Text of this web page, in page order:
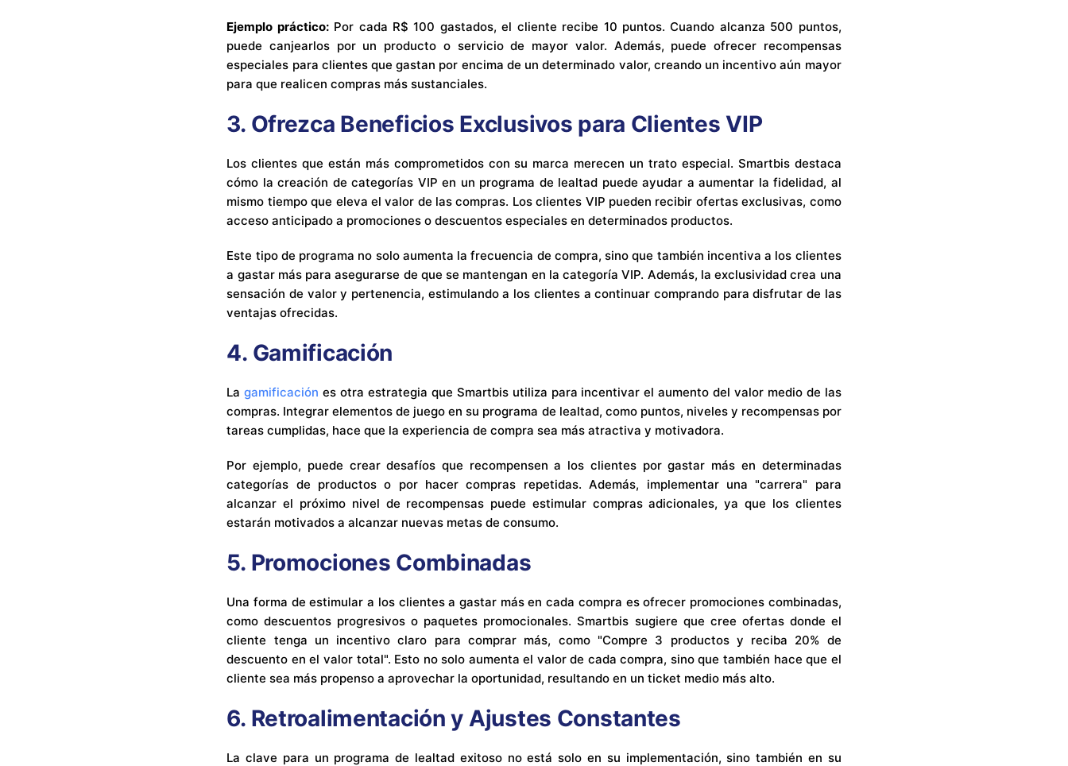
Ejemplo práctico:Por cada R$ 100 gastados, el cliente recibe 10 puntos. Cuando alcanza 500 puntos,
puede canjearlos por un producto o servicio de mayor valor. Además, puede ofrecer recompensas
especiales para clientes que gastan por encima de un determinado valor, creando un incentivo aún mayor
para que realicen compras más sustanciales.
3. Ofrezca Beneficios Exclusivos para Clientes VIP
Los clientes que están más comprometidos con su marca merecen un trato especial. Smartbis destaca
cómo la creación de categorías VIP en un programa de lealtad puede ayudar a aumentar la fidelidad, al
mismo tiempo que eleva el valor de las compras. Los clientes VIP pueden recibir ofertas exclusivas, como
acceso anticipado a promociones o descuentos especiales en determinados productos.
Este tipo de programa no solo aumenta la frecuencia de compra, sino que también incentiva a los clientes
a gastar más para asegurarse de que se mantengan en la categoría VIP. Además, la exclusividad crea una
sensación de valor y pertenencia, estimulando a los clientes a continuar comprando para disfrutar de las
ventajas ofrecidas.
4. Gamificación
Lagamificación es otra estrategia que Smartbis utiliza para incentivar el aumento del valor medio de las
compras. Integrar elementos de juego en su programa de lealtad, como puntos, niveles y recompensas por
tareas cumplidas, hace que la experiencia de compra sea más atractiva y motivadora.
Por ejemplo, puede crear desafíos que recompensen a los clientes por gastar más en determinadas
categorías de productos o por hacer compras repetidas. Además, implementar una "carrera" para
alcanzar el próximo nivel de recompensas puede estimular compras adicionales, ya que los clientes
estarán motivados a alcanzar nuevas metas de consumo.
5. Promociones Combinadas
Una forma de estimular a los clientes a gastar más en cada compra es ofrecer promociones combinadas,
como descuentos progresivos o paquetes promocionales. Smartbis sugiere que cree ofertas donde el
cliente tenga un incentivo claro para comprar más, como "Compre 3 productos y reciba 20% de
descuento en el valor total". Esto no solo aumenta el valor de cada compra, sino que también hace que el
cliente sea más propenso a aprovechar la oportunidad, resultando en un ticket medio más alto.
6. Retroalimentación y Ajustes Constantes
La clave para un programa de lealtad exitoso no está solo en su implementación, sino también en su